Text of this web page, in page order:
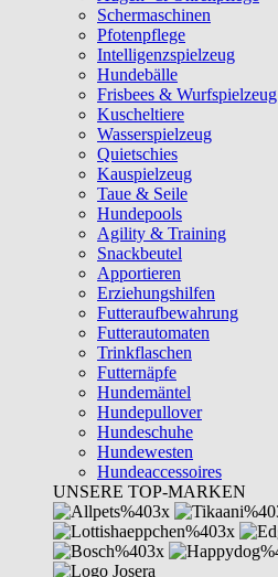
Schermaschinen
Pfotenpflege
Intelligenzspielzeug
Hundebälle
Frisbees & Wurfspielzeug
Kuscheltiere
Wasserspielzeug
Quietschies
Kauspielzeug
Taue & Seile
Hundepools
Agility & Training
Snackbeutel
Apportieren
Erziehungshilfen
Futteraufbewahrung
Futterautomaten
Trinkflaschen
Futternäpfe
Hundemäntel
Hundepullover
Hundeschuhe
Hundewesten
Hundeaccessoires
UNSERE TOP-MARKEN